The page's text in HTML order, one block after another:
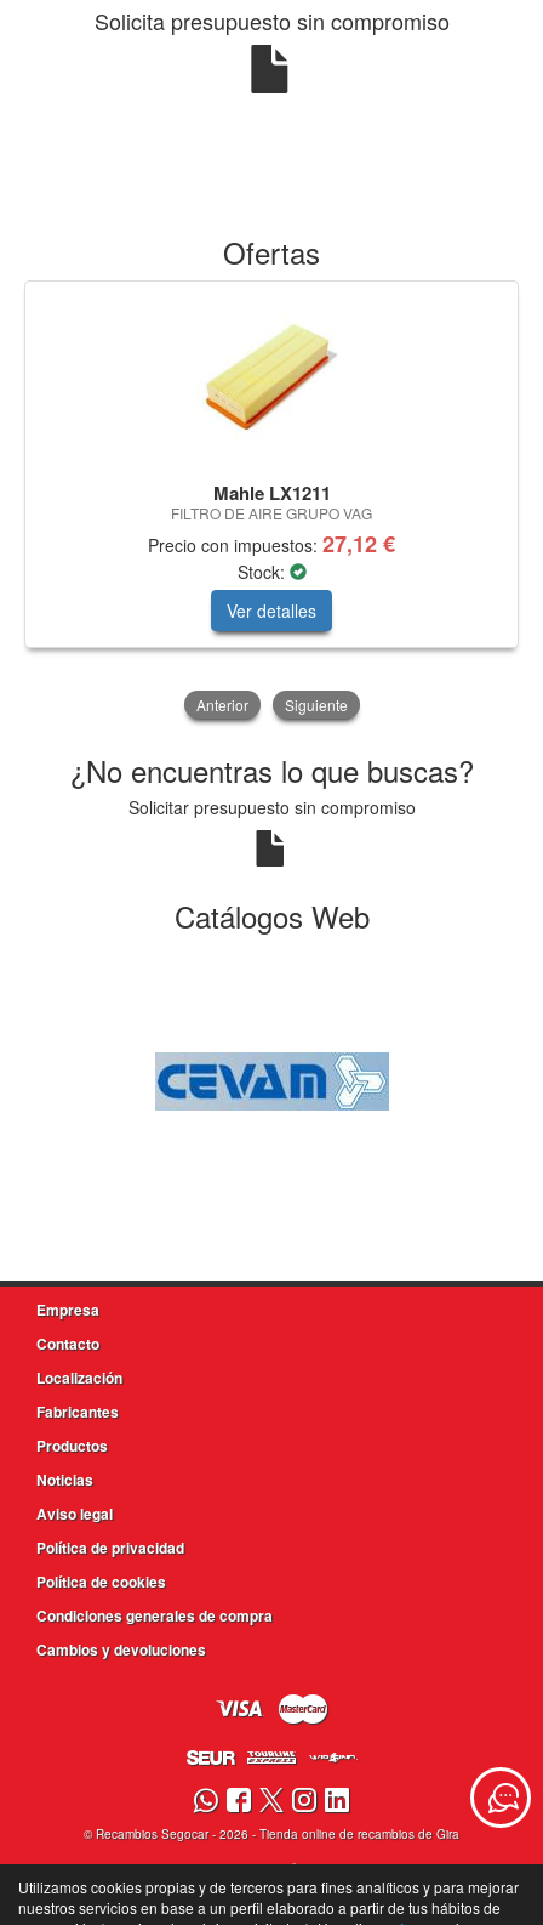
Solicita presupuesto sin compromiso
Ofertas
Mahle LX1211
FILTRO DE AIRE GRUPO VAG
Precio con impuestos: 27,12 €
Stock:
Ver detalles
Anterior Siguiente
¿No encuentras lo que buscas?
Solicitar presupuesto sin compromiso
Catálogos Web
Empresa
Contacto
Localización
Fabricantes
Productos
Noticias
Aviso legal
Política de privacidad
Política de cookies
Condiciones generales de compra
Cambios y devoluciones
© Recambios Segocar- 2026 -Tienda online de recambios de Gira
Utilizamos cookies propias y de terceros para fines analíticos y para mejorar
nuestros servicios en base a un perfil elaborado a partir de tus hábitos de